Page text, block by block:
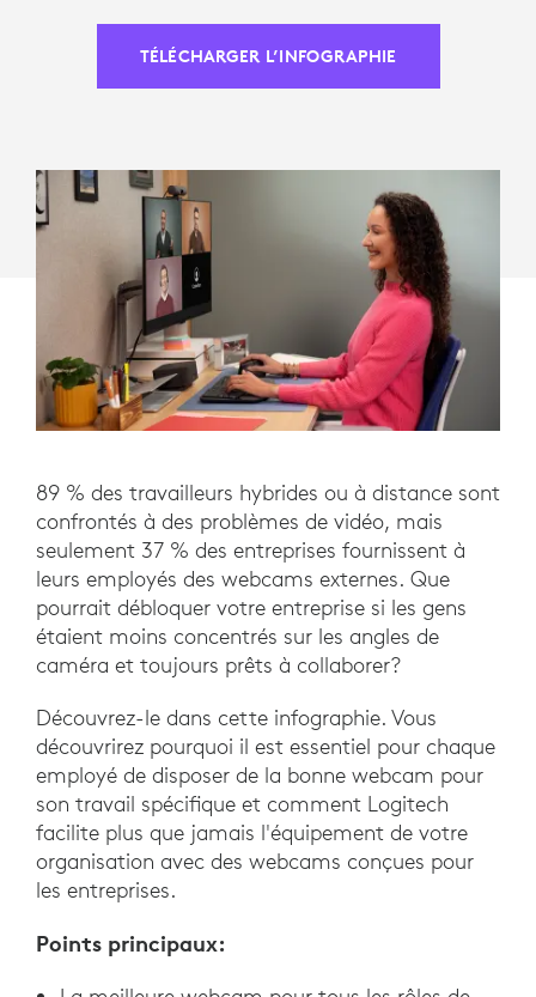
TÉLÉCHARGER L’INFOGRAPHIE
89 % des travailleurs hybrides ou à distance sont
confrontés à des problèmes de vidéo, mais
seulement 37 % des entreprises fournissent à
leurs employés des webcams externes. Que
pourrait débloquer votre entreprise si les gens
étaient moins concentrés sur les angles de
caméra et toujours prêts à collaborer?
Découvrez-le dans cette infographie. Vous
découvrirez pourquoi il est essentiel pour chaque
employé de disposer de la bonne webcam pour
son travail spécifique et comment Logitech
facilite plus que jamais l'équipement de votre
organisation avec des webcams conçues pour
les entreprises.
Points principaux: